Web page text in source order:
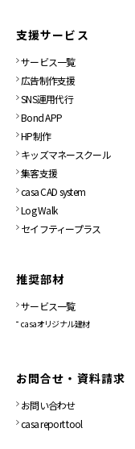
支援サービス
サービス一覧
広告制作支援
SNS運用代行
Bond APP
HP制作
キッズマネースクール
集客支援
casa CAD system
Log Walk
セイフティープラス
推奨部材
サービス一覧
casaオリジナル建材
お問合せ・資料請求
お問い合わせ
casa report tool